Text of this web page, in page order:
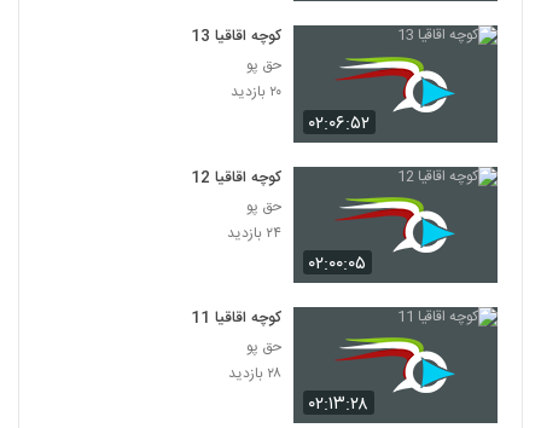
۰۲:۰۶:۵۲
کوچه اقاقیا 13
حق پو
۲۰ بازدید
۰۲:۰۰:۰۵
کوچه اقاقیا 12
حق پو
۲۴ بازدید
۰۲:۱۳:۲۸
کوچه اقاقیا 11
حق پو
۲۸ بازدید